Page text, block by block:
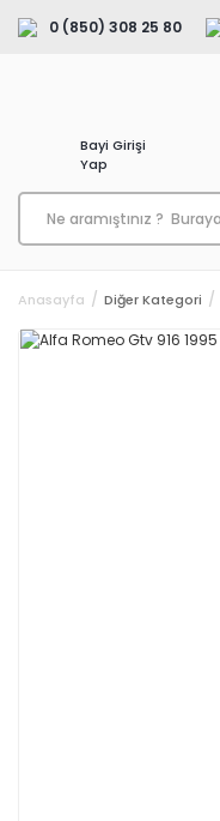
0 (850) 308 25 80
Bayi Girişi
Yap
Anasayfa Diğer Kategori